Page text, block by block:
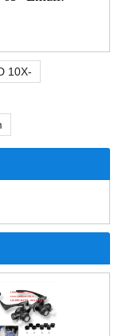
10X-